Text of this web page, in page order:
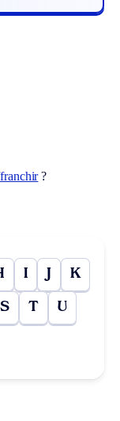
?
I J K
S T U